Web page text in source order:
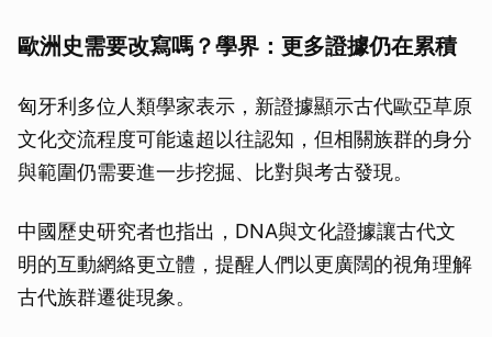
歐洲史需要改寫嗎？學界：更多證據仍在累積
匈牙利多位人類學家表示，新證據顯示古代歐亞草原
文化交流程度可能遠超以往認知，但相關族群的身分
與範圍仍需要進一步挖掘、比對與考古發現。
中國歷史研究者也指出，DNA與文化證據讓古代文
明的互動網絡更立體，提醒人們以更廣闊的視角理解
古代族群遷徙現象。